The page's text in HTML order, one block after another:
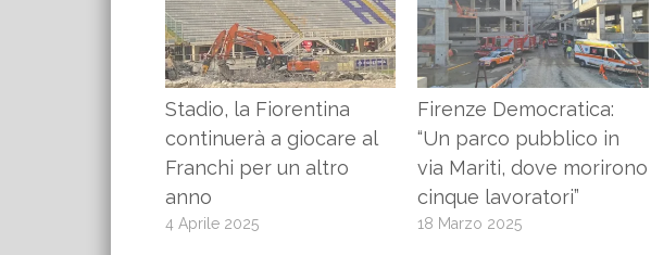
Stadio, la Fiorentina
continuerà a giocare al
Franchi per un altro
anno
4 Aprile 2025
Firenze Democratica:
“Un parco pubblico in
via Mariti, dove morirono
cinque lavoratori”
18 Marzo 2025